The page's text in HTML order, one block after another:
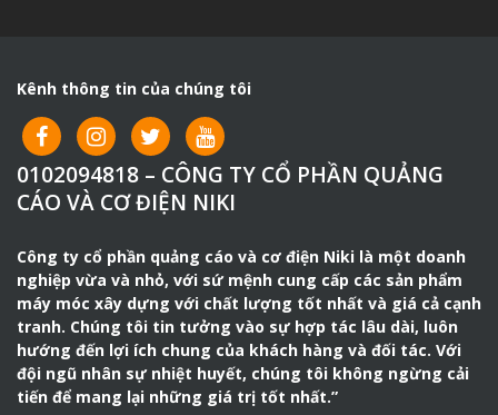
hàn hồ quang chuyên dụng không thể thiếu trong việc thi
công xây dựng, xưởng cơ khí đóng tàu, hàn kết cấu cầu
đường,.. Máy hàn cơ Tiến Đạt với ưu điểm hàn khỏe, độ
bền cao nên các xưởng cơ khí, công ty xây dựng lựa chọn
sử dụng ở hầu hết các công trình xây dựng, nhà xưởng
cơ khí đóng tàu,..
Kênh thông tin của chúng tôi
0102094818 – CÔNG TY CỔ PHẦN QUẢNG
CÁO VÀ CƠ ĐIỆN NIKI
Công ty cổ phần quảng cáo và cơ điện Niki là một doanh
nghiệp vừa và nhỏ, với sứ mệnh cung cấp các sản phẩm
máy móc xây dựng với chất lượng tốt nhất và giá cả cạnh
tranh. Chúng tôi tin tưởng vào sự hợp tác lâu dài, luôn
hướng đến lợi ích chung của khách hàng và đối tác. Với
đội ngũ nhân sự nhiệt huyết, chúng tôi không ngừng cải
tiến để mang lại những giá trị tốt nhất.”